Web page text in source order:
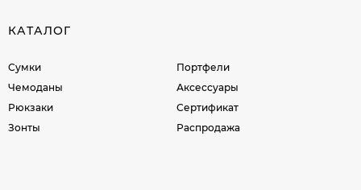
КАТАЛОГ
Сумки
Чемоданы
Рюкзаки
Зонты
Портфели
Аксессуары
Сертификат
Распродажа